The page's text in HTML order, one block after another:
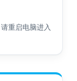
重启电脑进入